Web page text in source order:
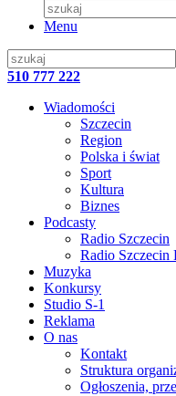
Menu
510 777 222
Wiadomości
Szczecin
Region
Polska i świat
Sport
Kultura
Biznes
Podcasty
Radio Szczecin
Radio Szczecin
Muzyka
Konkursy
Studio S-1
Reklama
O nas
Kontakt
Struktura
Ogłoszenia,